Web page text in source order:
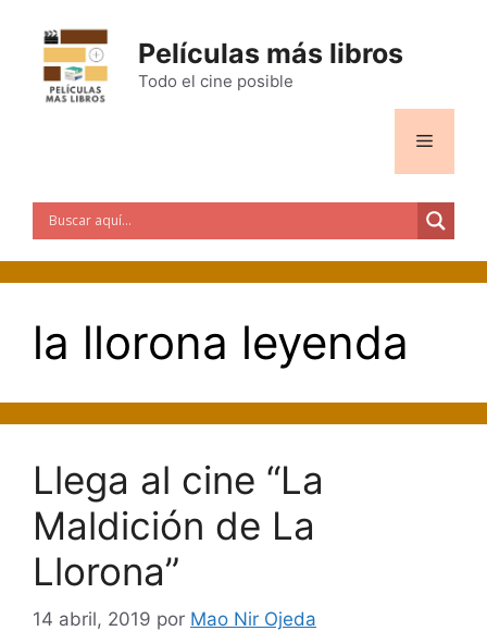
contenido
Películas más libros
Todo el cine posible
Menú
la llorona leyenda
Llega al cine “La
Maldición de La
Llorona”
14 abril, 2019 por Mao Nir Ojeda